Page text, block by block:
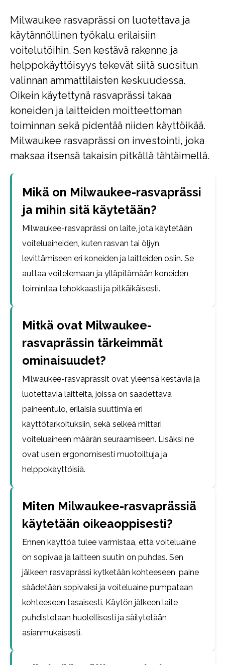
Milwaukee rasvaprässi on luotettava ja
käytännöllinen työkalu erilaisiin
voitelutöihin. Sen kestävä rakenne ja
helppokäyttöisyys tekevät siitä suositun
valinnan ammattilaisten keskuudessa.
Oikein käytettynä rasvaprässi takaa
koneiden ja laitteiden moitteettoman
toiminnan sekä pidentää niiden käyttöikää.
Milwaukee rasvaprässi on investointi, joka
maksaa itsensä takaisin pitkällä tähtäimellä.
Mikä on Milwaukee-rasvaprässi
ja mihin sitä käytetään?
Milwaukee-rasvaprässi on laite, jota käytetään
voiteluaineiden, kuten rasvan tai öljyn,
levittämiseen eri koneiden ja laitteiden osiin. Se
auttaa voitelemaan ja ylläpitämään koneiden
toimintaa tehokkaasti ja pitkäikäisesti.
Mitkä ovat Milwaukee-
rasvaprässin tärkeimmät
ominaisuudet?
Milwaukee-rasvaprässit ovat yleensä kestäviä ja
luotettavia laitteita, joissa on säädettävä
paineentulo, erilaisia suuttimia eri
käyttötarkoituksiin, sekä selkeä mittari
voiteluaineen määrän seuraamiseen. Lisäksi ne
ovat usein ergonomisesti muotoiltuja ja
helppokäyttöisiä.
Miten Milwaukee-rasvaprässiä
käytetään oikeaoppisesti?
Ennen käyttöä tulee varmistaa, että voiteluaine
on sopivaa ja laitteen suutin on puhdas. Sen
jälkeen rasvaprässi kytketään kohteeseen, paine
säädetään sopivaksi ja voiteluaine pumpataan
kohteeseen tasaisesti. Käytön jälkeen laite
puhdistetaan huolellisesti ja säilytetään
asianmukaisesti.